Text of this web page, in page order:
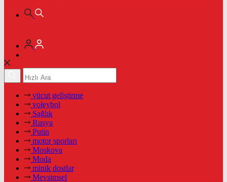
vücut geliştirme
voleybol
Sağlık
Rusya
Putin
motor sporları
Moskova
Moda
minik dostlar
Mevsimsel